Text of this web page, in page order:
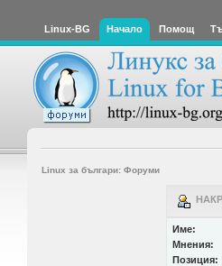
Linux-BG Начало Помощ
Linux за българи: Форуми
Име:
Мнения:
Позиция: